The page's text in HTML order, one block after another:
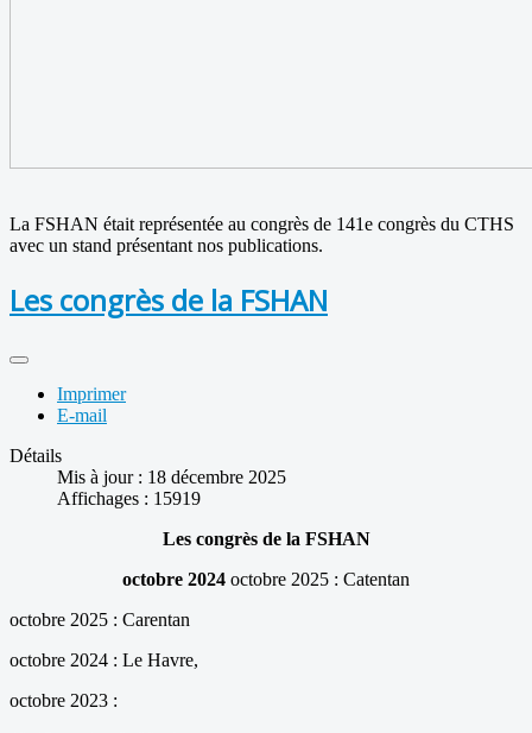
La FSHAN était représentée au congrès de 141e congrès du CTHS
avec un stand présentant nos publications.
Les congrès de la FSHAN
Imprimer
E-mail
Détails
Mis à jour : 18 décembre 2025
Affichages : 15919
Les congrès de la FSHAN
octobre 2024 octobre 2025 : Catentan
octobre 2025 : Carentan
octobre 2024 : Le Havre,
octobre 2023 :